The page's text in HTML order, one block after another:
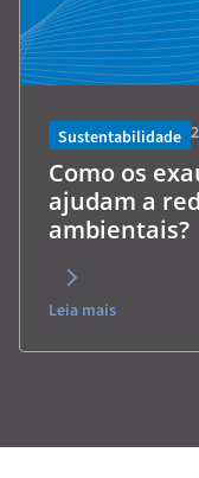
Sustentabilidade 2
Como os
ajudam a
ambientais?
Leia mais